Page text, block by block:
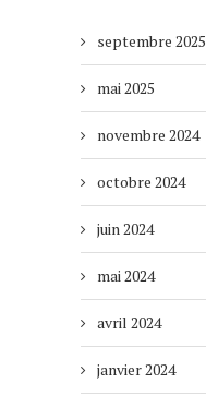
septembre 2025
mai 2025
novembre 2024
octobre 2024
juin 2024
mai 2024
avril 2024
janvier 2024